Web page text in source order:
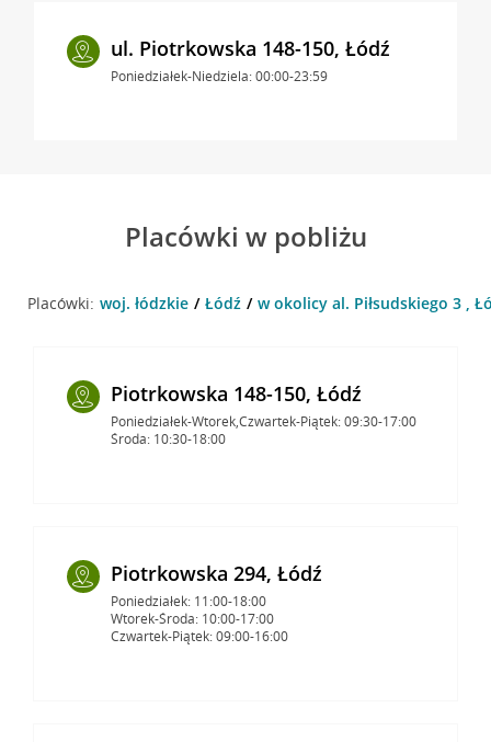
ul. Piotrkowska 148-150, Łódź
Poniedziałek-Niedziela: 00:00-23:59
Placówki w pobliżu
Placówki: woj. łódzkie Łódź w okolicy al. Piłsudskiego 3 ,
Piotrkowska 148-150, Łódź
Poniedziałek-Wtorek,Czwartek-Piątek: 09:30-17:00
Środa: 10:30-18:00
Piotrkowska 294, Łódź
Poniedziałek: 11:00-18:00
Wtorek-Środa: 10:00-17:00
Czwartek-Piątek: 09:00-16:00